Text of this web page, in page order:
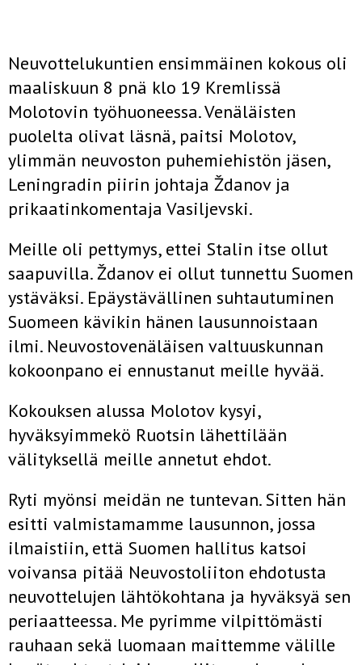
Neuvottelukuntien ensimmäinen kokous oli
maaliskuun 8 pnä klo 19 Kremlissä
Molotovin työhuoneessa. Venäläisten
puolelta olivat läsnä, paitsi Molotov,
ylimmän neuvoston puhemiehistön jäsen,
Leningradin piirin johtaja Ždanov ja
prikaatinkomentaja Vasiljevski.
Meille oli pettymys, ettei Stalin itse ollut
saapuvilla. Ždanov ei ollut tunnettu Suomen
ystäväksi. Epäystävällinen suhtautuminen
Suomeen kävikin hänen lausunnoistaan
ilmi. Neuvostovenäläisen valtuuskunnan
kokoonpano ei ennustanut meille hyvää.
Kokouksen alussa Molotov kysyi,
hyväksyimmekö Ruotsin lähetti­lään
välityksellä meille annetut ehdot.
Ryti myönsi meidän ne tuntevan. Sitten hän
esitti valmistamamme lausunnon, jossa
ilmaistiin, että Suomen hallitus katsoi
voivansa pitää Neuvostoliiton ehdotusta
neuvottelujen lähtökohtana ja hyväksyä sen
periaatteessa. Me pyrimme vilpittömästi
rauhaan sekä luomaan maittemme välille